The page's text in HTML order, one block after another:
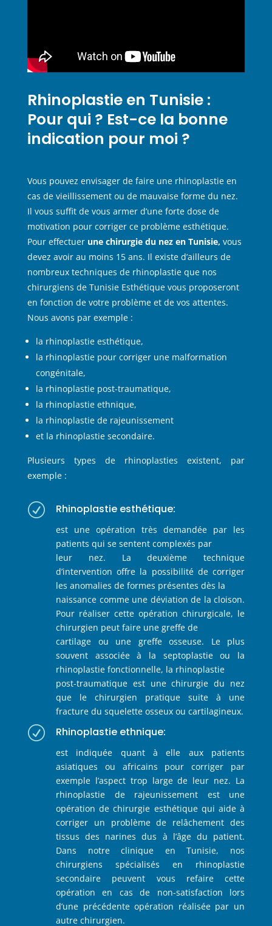
Rhinoplastie en Tunisie :
Pour qui ? Est-ce la bonne
indication pour moi ?
Vous pouvez envisager de faire une rhinoplastie en
cas de vieillissement ou de mauvaise forme du nez.
Il vous suffit de vous armer d’une forte dose de
motivation pour corriger ce problème esthétique.
Pour effectuer une chirurgie du nez en Tunisie, vous
devez avoir au moins 15 ans. Il existe d’ailleurs de
nombreux techniques de rhinoplastie que nos
chirurgiens de Tunisie Esthétique vous proposeront
en fonction de votre problème et de vos attentes.
Nous avons par exemple :
la rhinoplastie esthétique,
la rhinoplastie pour corriger une malformation
congénitale,
la rhinoplastie post-traumatique,
la rhinoplastie ethnique,
la rhinoplastie de rajeunissement
et la rhinoplastie secondaire.
Plusieurs types de rhinoplasties existent, par
exemple :
R Rhinoplastie esthétique:
est une opération très demandée par les
patients qui se sentent complexés par
leur nez. La deuxième technique
d’intervention offre la possibilité de corriger
les anomalies de formes présentes dès la
naissance comme une déviation de la cloison.
Pour réaliser cette opération chirurgicale, le
chirurgien peut faire une greffe de
cartilage ou une greffe osseuse. Le plus
souvent associée à la septoplastie ou la
rhinoplastie fonctionnelle, la rhinoplastie
post-traumatique est une chirurgie du nez
que le chirurgien pratique suite à une
fracture du squelette osseux ou cartilagineux.
R Rhinoplastie ethnique:
est indiquée quant à elle aux patients
asiatiques ou africains pour corriger par
exemple l’aspect trop large de leur nez. La
rhinoplastie de rajeunissement est une
opération de chirurgie esthétique qui aide à
corriger un problème de relâchement des
tissus des narines dus à l’âge du patient.
Dans notre clinique en Tunisie, nos
chirurgiens spécialisés en rhinoplastie
secondaire peuvent vous refaire cette
opération en cas de non-satisfaction lors
d’une précédente opération réalisée par un
autre chirurgien.